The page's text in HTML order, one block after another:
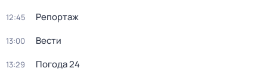
12:45 Репортаж
13:00 Вести
13:29 Погода 24